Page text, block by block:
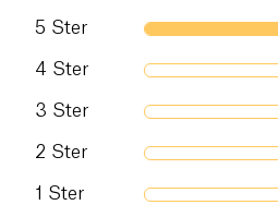
5 Ster
4 Ster
3 Ster
2 Ster
1 Ster